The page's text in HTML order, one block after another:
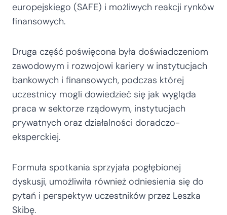
europejskiego (SAFE) i możliwych reakcji rynków
finansowych.
Druga część poświęcona była doświadczeniom
zawodowym i rozwojowi kariery w instytucjach
bankowych i finansowych, podczas której
uczestnicy mogli dowiedzieć się jak wygląda
praca w sektorze rządowym, instytucjach
prywatnych oraz działalności doradczo-
eksperckiej.
Formuła spotkania sprzyjała pogłębionej
dyskusji, umożliwiła również odniesienia się do
pytań i perspektyw uczestników przez Leszka
Skibę.